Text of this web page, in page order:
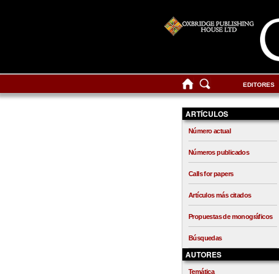
EDITORES
ARTÍCULOS
Número actual
Números publicados
Calls for papers
Artículos más citados
Propuestas de monográficos
Búsquedas
AUTORES
Temática